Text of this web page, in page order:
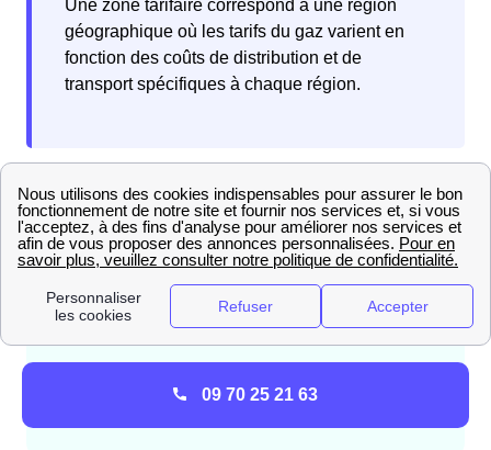
Une zone tarifaire correspond à une région
géographique où les tarifs du gaz varient en
fonction des coûts de distribution et de
transport spécifiques à chaque région.
Dans quelle zone tarifaire êtes-vous situé, à Charmont-
Sous-Barbuise ? Vous êtes dans lazone tarifaire 1. En
conséquence, les tarifs du gaz reflètent les frais de
distribution et de transport spécifiques à cette région.
09 70 25 21 63